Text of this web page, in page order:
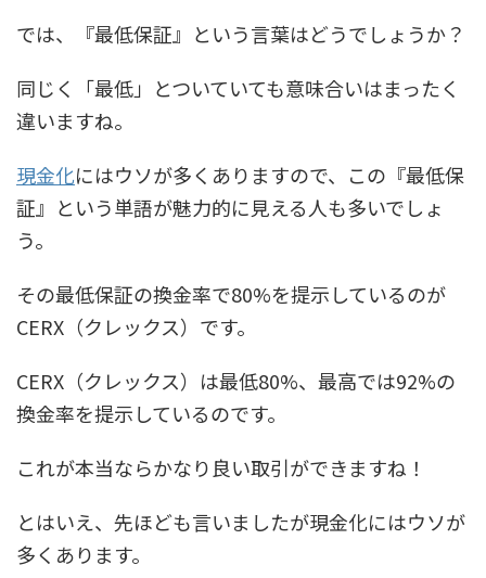
では、『最低保証』という言葉はどうでしょうか？
同じく「最低」とついていても意味合いはまったく
違いますね。
現金化にはウソが多くありますので、この『最低保
証』という単語が魅力的に見える人も多いでしょ
う。
その最低保証の換金率で80%を提示しているのが
CERX（クレックス）です。
CERX（クレックス）は最低80%、最高では92%の
換金率を提示しているのです。
これが本当ならかなり良い取引ができますね！
とはいえ、先ほども言いましたが現金化にはウソが
多くあります。